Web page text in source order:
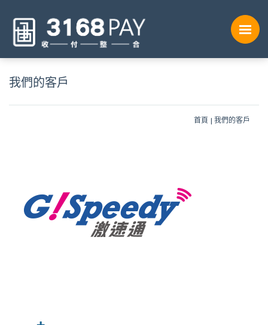
我們的客戶
首頁 我們的客戶